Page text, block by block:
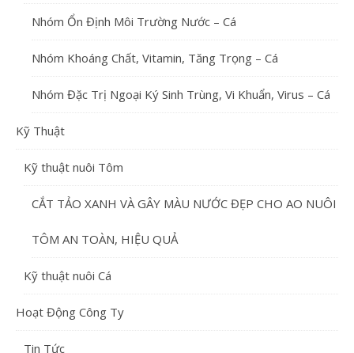
Nhóm Ổn Định Môi Trường Nước – Cá
Nhóm Khoáng Chất, Vitamin, Tăng Trọng – Cá
Nhóm Đặc Trị Ngoại Ký Sinh Trùng, Vi Khuẩn, Virus – Cá
Kỹ Thuật
Kỹ thuật nuôi Tôm
CẮT TẢO XANH VÀ GÂY MÀU NƯỚC ĐẸP CHO AO NUÔI
TÔM AN TOÀN, HIỆU QUẢ
Kỹ thuật nuôi Cá
Hoạt Động Công Ty
Tin Tức